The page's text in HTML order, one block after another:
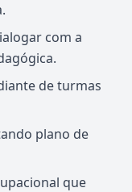
com a
de turmas
plano de
que